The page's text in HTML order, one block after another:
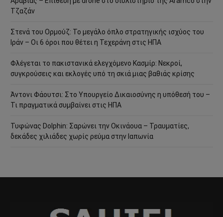
Τζαζάν
Στενά του Ορμούζ: Το μεγάλο όπλο στρατηγικής ισχύος του
Ιράν – Οι 6 όροι που θέτει η Τεχεράνη στις ΗΠΑ
Φλέγεται το πακιστανικά ελεγχόμενο Κασμίρ: Νεκροί,
συγκρούσεις και εκλογές υπό τη σκιά μιας βαθιάς κρίσης
Άντονι Φάουτσι: Στο Υπουργείο Δικαιοσύνης η υπόθεσή του –
Τι πραγματικά συμβαίνει στις ΗΠΑ
Τυφώνας Dolphin: Σαρώνει την Οκινάουα – Τραυματίες,
δεκάδες χιλιάδες χωρίς ρεύμα στην Ιαπωνία